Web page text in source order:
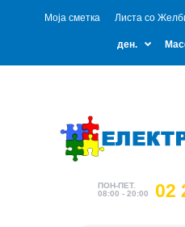
Моја сметка Листа со
ден.
ПОН-ПЕТ.
08:00 - 20:00
02